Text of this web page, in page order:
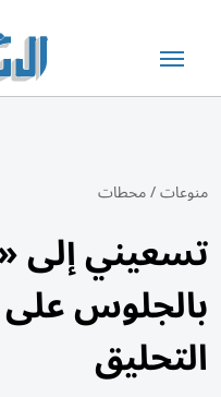
منوعات/محطات
تسعيني
بالجلوس على
التحليق